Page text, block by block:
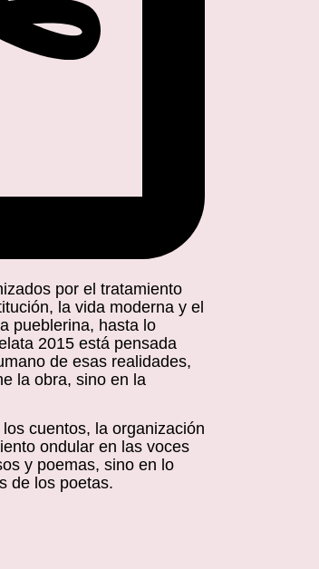
por el tratamiento
la vida moderna y el
pueblerina, hasta lo
2015 está pensada
de esas realidades,
la obra, sino en la
cuentos, la organización
ondular en las voces
y poemas, sino en lo
de los poetas.